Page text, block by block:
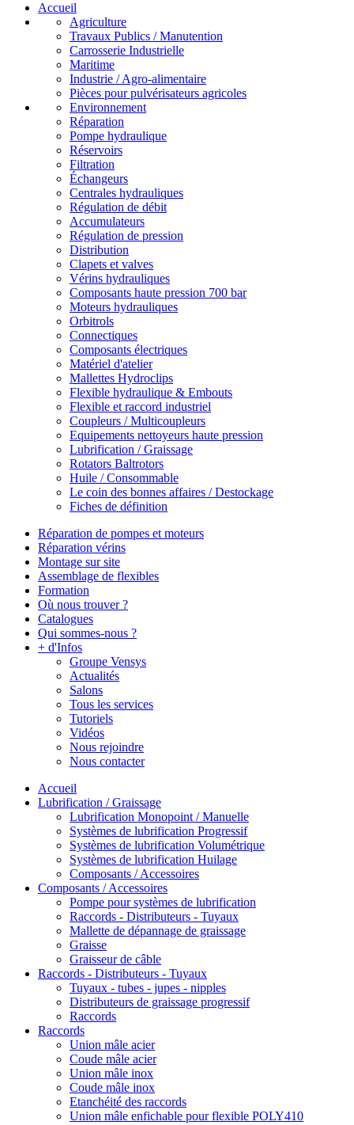
Accueil
Agriculture
Travaux Publics / Manutention
Carrosserie Industrielle
Maritime
Industrie / Agro-alimentaire
Pièces pour pulvérisateurs agricoles
Environnement
Réparation
Pompe hydraulique
Réservoirs
Filtration
Échangeurs
Centrales hydrauliques
Régulation de débit
Accumulateurs
Régulation de pression
Distribution
Clapets et valves
Vérins hydrauliques
Composants haute pression 700 bar
Moteurs hydrauliques
Orbitrols
Connectiques
Composants électriques
Matériel d'atelier
Mallettes Hydroclips
Flexible hydraulique & Embouts
Flexible et raccord industriel
Coupleurs / Multicoupleurs
Equipements nettoyeurs haute pression
Lubrification / Graissage
Rotators Baltrotors
Huile / Consommable
Le coin des bonnes affaires / Destockage
Fiches de définition
Réparation de pompes et moteurs
Réparation vérins
Montage sur site
Assemblage de flexibles
Formation
Où nous trouver ?
Catalogues
Qui sommes-nous ?
+ d'Infos
Groupe Vensys
Actualités
Salons
Tous les services
Tutoriels
Vidéos
Nous rejoindre
Nous contacter
Accueil
Lubrification / Graissage
Lubrification Monopoint / Manuelle
Systèmes de lubrification Progressif
Systèmes de lubrification Volumétrique
Systèmes de lubrification Huilage
Composants / Accessoires
Composants / Accessoires
Pompe pour systèmes de lubrification
Raccords - Distributeurs - Tuyaux
Mallette de dépannage de graissage
Graisse
Graisseur de câble
Raccords - Distributeurs - Tuyaux
Tuyaux - tubes - jupes - nipples
Distributeurs de graissage progressif
Raccords
Raccords
Union mâle acier
Coude mâle acier
Union mâle inox
Coude mâle inox
Etanchéité des raccords
Union mâle enfichable pour flexible POLY410